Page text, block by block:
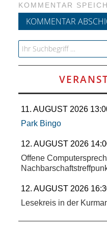
UND
WOHNEN
SPORT
UND
FREIZEIT
DER
ANDERE
BLICK
KOMMENTAR
Search for:
11. AUGUST 2026
Park Bingo
12. AUGUST 2026
Offene
12. AUGUST 2026
Lesekreis in der